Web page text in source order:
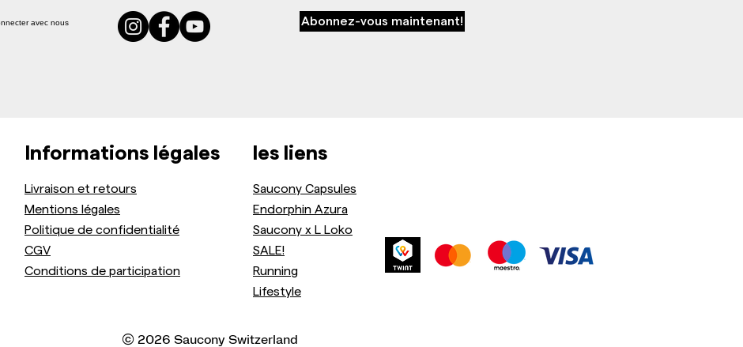
avec nous Abonnez-vous maintenant!
Informations légales
Livraison et retours
Mentions légales
Politique de confidentialité
CGV
Conditions de participation
les liens
Saucony Capsules
Endorphin Azura
Saucony x L Loko
SALE!
Running
Lifestyle
© 2026 Saucony Switzerland